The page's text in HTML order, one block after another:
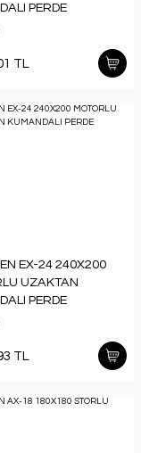
PERDE
TL
EX-24 240X200
UZAKTAN
PERDE
TL